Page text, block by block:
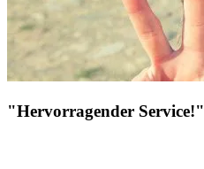
"Hervorragender Service!"